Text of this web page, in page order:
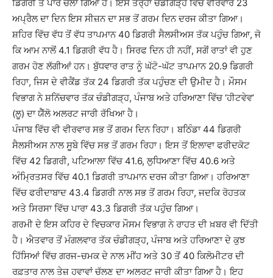
ਡਿਗਰੀ ਤੋਂ ਪਾਰ ਚਲਾ ਗਿਆ ਹੈ। ਇਸੇ ਤਰ੍ਹਾਂ ਚੰਡੀਗੜ੍ਹ ਵਿੱਚ ਵੀਰਵਾਰ 23
ਅਪ੍ਰੈਲ ਦਾ ਦਿਨ ਇਸ ਸੀਜ਼ਨ ਦਾ ਸਭ ਤੋਂ ਗਰਮ ਦਿਨ ਦਰਜ ਕੀਤਾ ਗਿਆ।
ਸ਼ਹਿਰ ਵਿੱਚ ਵੱਧ ਤੋਂ ਵੱਧ ਤਾਪਮਾਨ 40 ਡਿਗਰੀ ਸੈਲਸੀਅਸ ਤੱਕ ਪਹੁੰਚ ਗਿਆ, ਜੋ
ਕਿ ਆਮ ਨਾਲੋਂ 4.1 ਡਿਗਰੀ ਵੱਧ ਹੈ। ਸਿਰਫ ਦਿਨ ਹੀ ਨਹੀਂ, ਸਗੋਂ ਰਾਤਾਂ ਵੀ ਹੁਣ
ਗਰਮ ਹੋਣ ਲੱਗੀਆਂ ਹਨ। ਬੁੱਧਵਾਰ ਰਾਤ ਨੂੰ ਘੱਟੋ-ਘੱਟ ਤਾਪਮਾਨ 20.9 ਡਿਗਰੀ
ਰਿਹਾ, ਜਿਸ ਦੇ ਵੀਕੈਂਡ ਤੱਕ 24 ਡਿਗਰੀ ਤੱਕ ਪਹੁੰਚਣ ਦੀ ਉਮੀਦ ਹੈ। ਮੌਸਮ
ਵਿਭਾਗ ਨੇ ਸ਼ਨਿੱਚਵਾਰ ਤੱਕ ਚੰਡੀਗੜ੍ਹ, ਪੰਜਾਬ ਅਤੇ ਹਰਿਆਣਾ ਵਿੱਚ ‘ਹੀਟਵੇਵ’
(ਲੂ) ਦਾ ਯੈੱਲੋ ਅਲਰਟ ਜਾਰੀ ਰੱਖਿਆ ਹੈ।
ਪੰਜਾਬ ਵਿੱਚ ਵੀ ਵੀਰਵਾਰ ਸਭ ਤੋਂ ਗਰਮ ਦਿਨ ਰਿਹਾ। ਬਠਿੰਡਾ 44 ਡਿਗਰੀ
ਸੈਲਸੀਅਸ ਨਾਲ ਸੂਬੇ ਵਿੱਚ ਸਭ ਤੋਂ ਗਰਮ ਰਿਹਾ। ਇਸ ਤੋਂ ਇਲਾਵਾ ਫਰੀਦਕੋਟ
ਵਿੱਚ 42 ਡਿਗਰੀ, ਪਟਿਆਲਾ ਵਿੱਚ 41.6, ਲੁਧਿਆਣਾ ਵਿੱਚ 40.6 ਅਤੇ
ਅੰਮ੍ਰਿਤਸਰ ਵਿੱਚ 40.1 ਡਿਗਰੀ ਤਾਪਮਾਨ ਦਰਜ ਕੀਤਾ ਗਿਆ। ਹਰਿਆਣਾ
ਵਿੱਚ ਫਰੀਦਾਬਾਦ 43.4 ਡਿਗਰੀ ਨਾਲ ਸਭ ਤੋਂ ਗਰਮ ਰਿਹਾ, ਜਦਕਿ ਰੋਹਤਕ
ਅਤੇ ਸਿਰਸਾ ਵਿੱਚ ਪਾਰਾ 43.3 ਡਿਗਰੀ ਤੱਕ ਪਹੁੰਚ ਗਿਆ।
ਗਰਮੀ ਦੇ ਇਸ ਕਹਿਰ ਦੇ ਵਿਚਕਾਰ ਮੌਸਮ ਵਿਭਾਗ ਨੇ ਰਾਹਤ ਦੀ ਖ਼ਬਰ ਵੀ ਦਿੱਤੀ
ਹੈ। ਐਤਵਾਰ ਤੋਂ ਮੰਗਲਵਾਰ ਤੱਕ ਚੰਡੀਗੜ੍ਹ, ਪੰਜਾਬ ਅਤੇ ਹਰਿਆਣਾ ਦੇ ਕੁਝ
ਹਿੱਸਿਆਂ ਵਿੱਚ ਗਰਜ-ਚਮਕ ਦੇ ਨਾਲ ਮੀਂਹ ਅਤੇ 30 ਤੋਂ 40 ਕਿਲੋਮੀਟਰ ਦੀ
ਰਫ਼ਤਾਰ ਨਾਲ ਤੇਜ਼ ਹਵਾਵਾਂ ਚੱਲਣ ਦਾ ਅਲਰਟ ਜਾਰੀ ਕੀਤਾ ਗਿਆ ਹੈ। ਇਹ